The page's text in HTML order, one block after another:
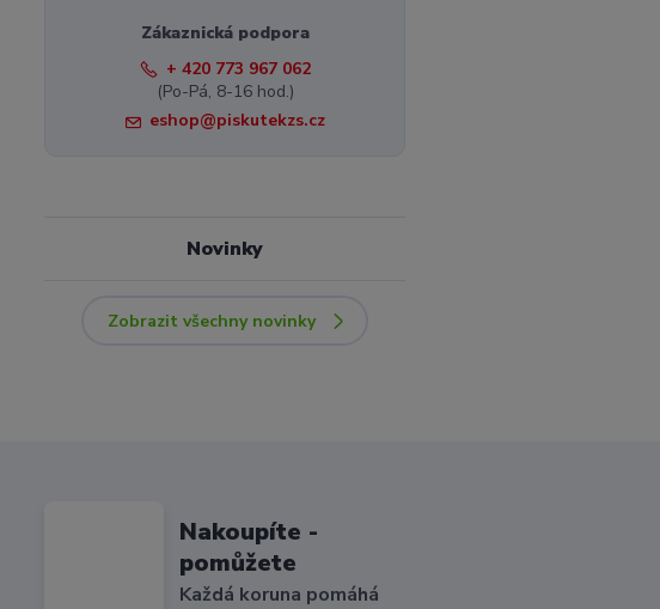
Zákaznická podpora
+ 420 773 967 062
(Po-Pá, 8-16 hod.)
eshop@piskutekzs.cz
Novinky
Zobrazit všechny novinky
Nakoupíte -
pomůžete
Každá koruna pomáhá